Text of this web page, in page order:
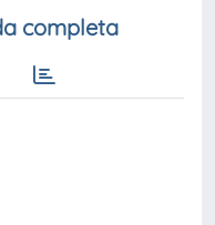
completa